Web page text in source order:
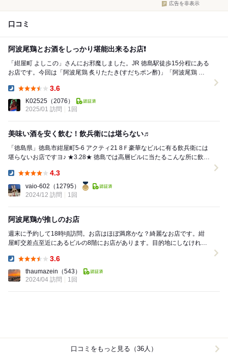
広告を非表示
口コミ
阿波尾鶏とお酒をしっかり堪能出来るお店❗
「紺屋町 よしこの」さんにお邪魔しました。JR 徳島駅徒歩15分程にある
お店です。今回は「阿波尾鶏 炙りたたき(すだちポン酢)」「阿波尾鶏 骨
3.6
K02525 （2076）
2025/01 訪問
1回
美味い酒を安く飲む！飲兵衛には堪らない♬
「徳島県」徳島市紺屋町5-6 アクティ21 8Ｆ豪華なビルに有る飲兵衛には
堪らないお店ですヨ♪ ★3.28★ 徳島では高層ビルに当たるこんな所に飲兵
4.3
vaio-602 （12795）
2024/12 訪問
1回
阿波尾鶏が推しのお店
週末に予約して18時頃訪問。お店はほぼ満席かな？綺麗なお店です。紺
屋町交差点至近にあるビルの8階にお店があります。目的地にしなければ
3.6
thaumazein （543）
2024/04 訪問
1回
口コミをもっと見る（36人）